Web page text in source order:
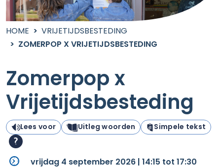
HOME
VRIJETIJDSBESTEDING
ZOMERPOP X VRIJETIJDSBESTEDING
Zomerpop x
Vrijetijdsbesteding
Lees voor Uitleg woorden Simpele tekst
vrijdag 4 september 2026 | 14:15 tot 17:30